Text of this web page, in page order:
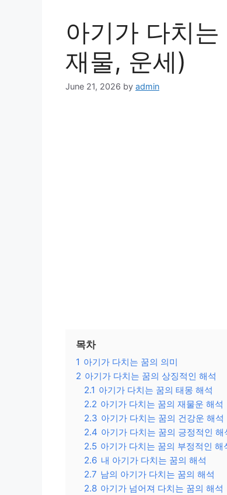
아기가 다치
재물, 운세)
June 21, 2026 by admin
목차
1 아기가 다치는 꿈의 의미
2 아기가 다치는 꿈의 상징적인 해석
2.1 아기가 다치는 꿈의 태몽 해석
2.2 아기가 다치는 꿈의 재물운 해석
2.3 아기가 다치는 꿈의 건강운 해석
2.4 아기가 다치는 꿈의 긍정적인 해
2.5 아기가 다치는 꿈의 부정적인 해
2.6 내 아기가 다치는 꿈의 해석
2.7 남의 아기가 다치는 꿈의 해석
2.8 아기가 넘어져 다치는 꿈의 해석